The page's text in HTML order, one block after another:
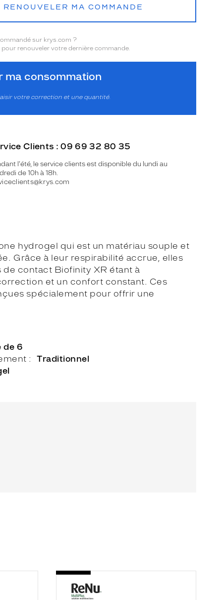
RENOUVELER MA COMMANDE
sur krys.com ?
renouveler votre dernière commande.
ma consommation
votre correction et une quantité.
Clients : 09 69 32 80 35
l'été, le service clients est disponible du lundi au
de 10h à 18h.
hydrogel qui est un matériau souple et
Grâce à leur respirabilité accrue, elles
de contact Biofinity XR étant à
et un confort constant. Ces
spécialement pour offrir une
de 6
Traditionnel
-
RENU
MPS
3X360ML